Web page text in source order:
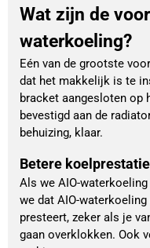
Wat zijn de
waterkoeling?
Eén van de grootste
dat het makkelijk is te
bracket aangesloten op
bevestigd aan de
behuizing, klaar.
Betere
Als we AIO-
we dat AIO-
presteert, zeker als je
gaan overklokken. Ook